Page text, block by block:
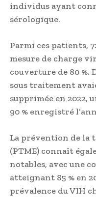
individus ayant
sérologique.
Parmi ces patients,
mesure de charge
couverture de 80 %.
sous traitement
supprimée en 2022,
90 % enregistré
La prévention de la
(PTME) connaît
notables, avec une
atteignant 85 % en
prévalence du VIH